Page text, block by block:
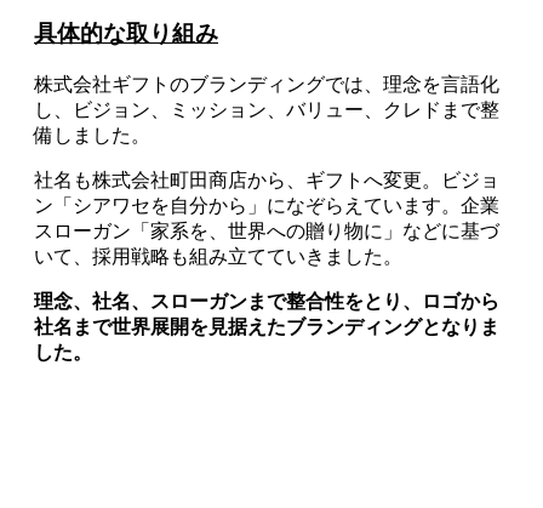
具体的な取り組み
株式会社ギフトのブランディングでは、理念を言語化
し、ビジョン、ミッション、バリュー、クレドまで整
備しました。
社名も株式会社町田商店から、ギフトへ変更。ビジョ
ン「シアワセを自分から」になぞらえています。企業
スローガン「家系を、世界への贈り物に」などに基づ
いて、採用戦略も組み立てていきました。
理念、社名、スローガンまで整合性をとり、ロゴから
社名まで世界展開を見据えたブランディングとなりま
した。